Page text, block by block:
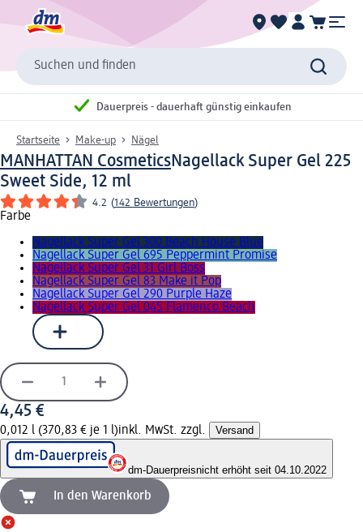
Suchen und finden
Dauerpreis - dauerhaft günstig einkaufen
Startseite Make-up Nägel
MANHATTAN CosmeticsNagellack Super Gel 225
Sweet Side, 12 ml
4.2 (142 Bewertungen)
Farbe
Nagellack Super Gel 300 Beach House Blue
Nagellack Super Gel 695 Peppermint Promise
Nagellack Super Gel 31 Girl Boss
Nagellack Super Gel 83 Make it Pop
Nagellack Super Gel 290 Purple Haze
Nagellack Super Gel 045 Flamenco Beach
4,45 €
0,012 l (370,83 € je 1 l)inkl. MwSt. zzgl. Versand
dm-Dauerpreisnicht erhöht seit 04.10.2022
In den Warenkorb